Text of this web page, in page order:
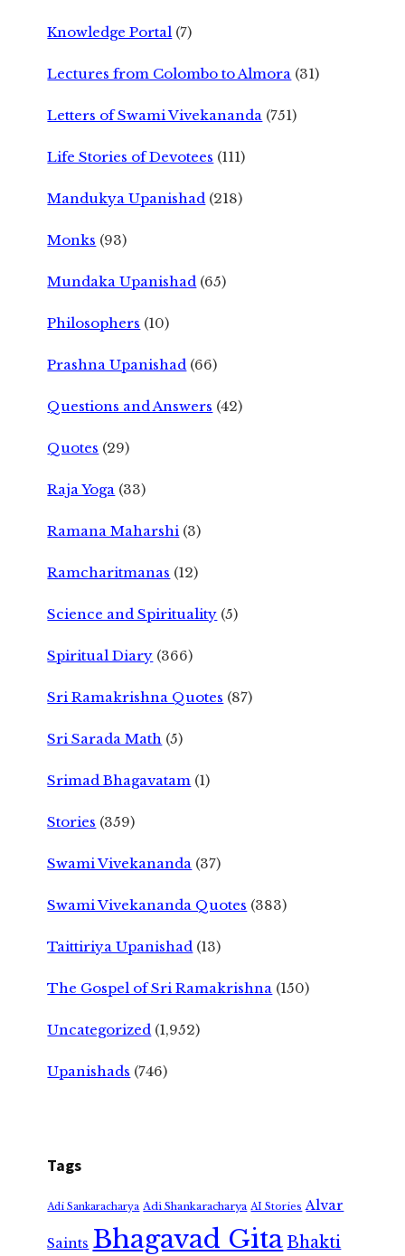
Knowledge Portal (7)
Lectures from Colombo to Almora (31)
Letters of Swami Vivekananda (751)
Life Stories of Devotees (111)
Mandukya Upanishad (218)
Monks (93)
Mundaka Upanishad (65)
Philosophers (10)
Prashna Upanishad (66)
Questions and Answers (42)
Quotes (29)
Raja Yoga (33)
Ramana Maharshi (3)
Ramcharitmanas (12)
Science and Spirituality (5)
Spiritual Diary (366)
Sri Ramakrishna Quotes (87)
Sri Sarada Math (5)
Srimad Bhagavatam (1)
Stories (359)
Swami Vivekananda (37)
Swami Vivekananda Quotes (383)
Taittiriya Upanishad (13)
The Gospel of Sri Ramakrishna (150)
Uncategorized (1,952)
Upanishads (746)
Tags
Adi Sankaracharya Adi Shankaracharya AI Stories Alvar
Saints Bhagavad GitaBhakti